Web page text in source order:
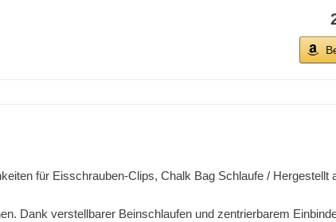
für Eisschrauben-Clips, Chalk Bag Schlaufe / Hergestellt
Dank verstellbarer Beinschlaufen und zentrierbarem